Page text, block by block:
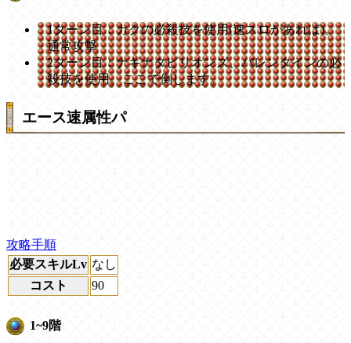
1ターン目：カクの必殺技を使用(速スロがあれば)。
通常攻撃
2ターン目：ナギナタビリオンズ、バレンタインの必
殺技を使用。ここで倒します。
エース速属性パ
攻略手順
必要スキルLv なし
コスト
90
1~9階